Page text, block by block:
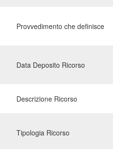
Provvedimento che definisce
Data Deposito Ricorso
Descrizione Ricorso
Tipologia Ricorso